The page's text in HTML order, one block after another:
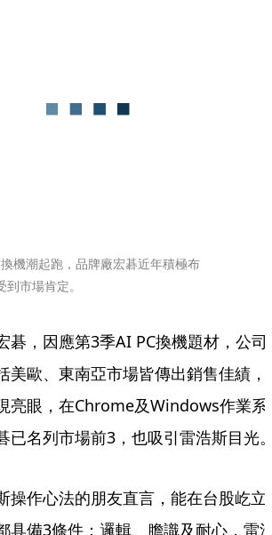
機潮起跑，品牌廠宏碁近年積極布
到市場肯定。
碁，因應第3季AI PC換機題材，公司
美歐、東南亞市場皆傳出銷售佳績，
亮眼，在Chrome及Windows作業系
已名列市場前3，也吸引雷浩斯目光
操作心法的朋友直言，能在台股屹立
具備3條件：邏輯、膽識及耐心，雷